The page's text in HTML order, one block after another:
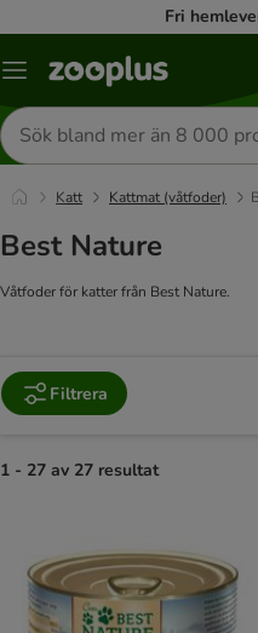
Fri
Katalogmeny
Sök
efter
produkter
Katt Kattmat (våtfoder)
Best Nature
Våtfoder för katter från Best Nature.
Filtrera
1 - 27 av 27 resultat